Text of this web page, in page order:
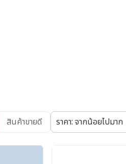
สินค้าขายดี ราคา: จากน้อยไปมาก